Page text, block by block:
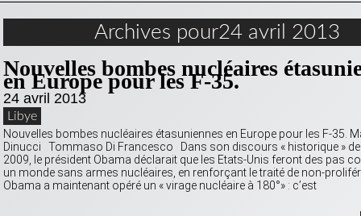
Archives pour24 avril 2013
Nouvelles bombes nucléaires
en Europe pour les F-35.
24 avril 2013
Libye
Nouvelles bombes nucléaires étasuniennes en Europe pour les F-35.
Dinucci Tommaso Di Francesco Dans son discours « historique » de
2009, le président Obama déclarait que les Etats-Unis feront des pas
un monde sans armes nucléaires, en renforçant le traité de non-
Obama a maintenant opéré un « virage nucléaire à 180°» : c’est